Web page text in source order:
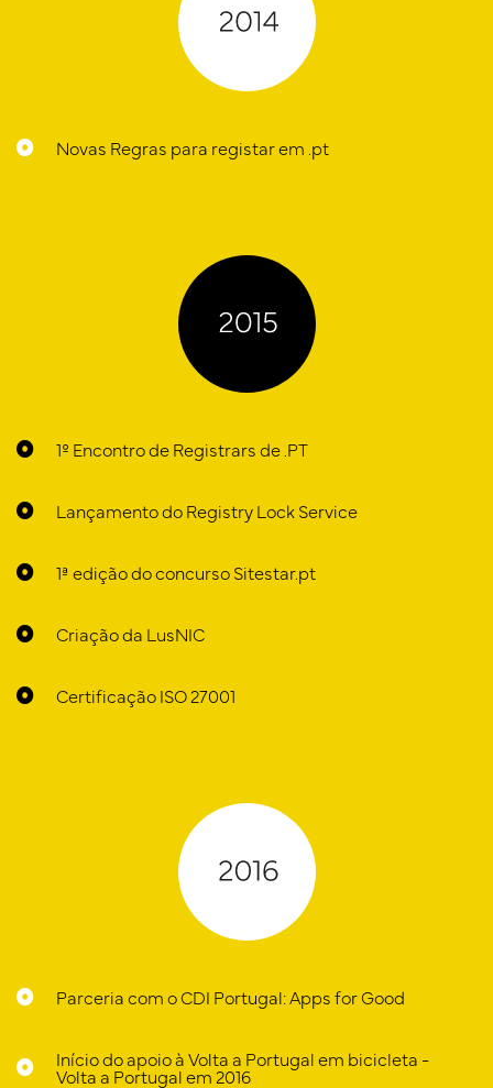
Novas Regras para registar em .pt
1º Encontro de Registrars de .PT
Lançamento do Registry Lock Service
1ª edição do concurso Sitestar.pt
Criação da LusNIC
Certificação ISO 27001
Parceria com o CDI Portugal: Apps for Good
Início do apoio à Volta a Portugal em bicicleta -
Volta a Portugal em 2016